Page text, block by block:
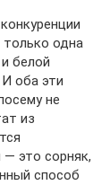
одна
белой
И оба эти
не
из
— это сорняк,
способ